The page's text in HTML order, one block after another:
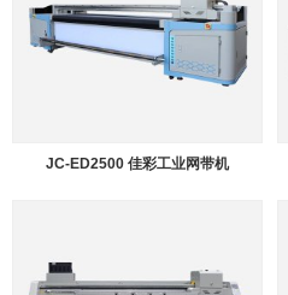
JC-ED2500 佳彩工业网带机